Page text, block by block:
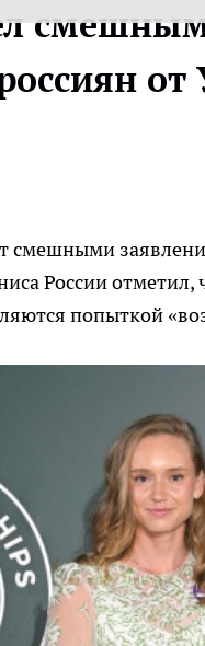
России
попыткой